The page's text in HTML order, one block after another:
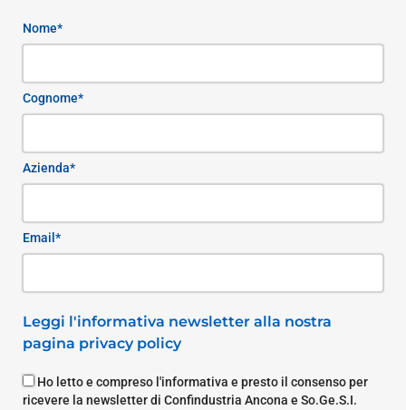
Nome*
Cognome*
Azienda*
Email*
Leggi l'informativa newsletter alla nostra
pagina privacy policy
Ho letto e compreso l'informativa e presto il consenso per
ricevere la newsletter di Confindustria Ancona e So.Ge.S.I.